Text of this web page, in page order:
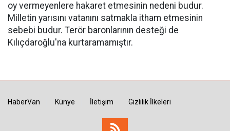
oy vermeyenlere hakaret etmesinin nedeni budur.
Milletin yarısını vatanını satmakla itham etmesinin
sebebi budur. Terör baronlarının desteği de
Kılıçdaroğlu'na kurtaramamıştır.
HaberVan Künye İletişim Gizlilik İlkeleri